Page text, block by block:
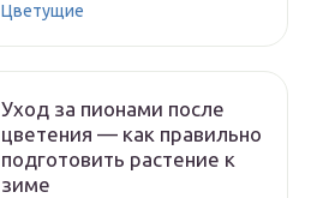
Цветущие
Уход за пионами после
цветения — как правильно
подготовить растение к
зиме